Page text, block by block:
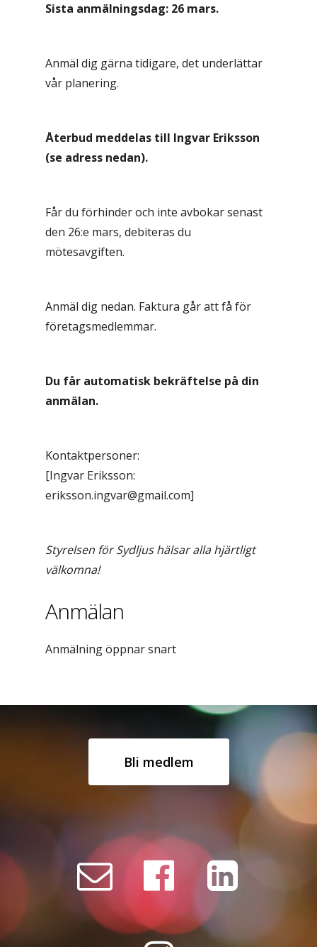
Sista anmälningsdag: 26 mars.
Anmäl dig gärna tidigare, det underlättar
vår planering.
Återbud meddelas till Ingvar Eriksson
(se adress nedan).
Får du förhinder och inte avbokar senast
den 26:e mars, debiteras du
mötesavgiften.
Anmäl dig nedan. Faktura går att få för
företagsmedlemmar.
Du får automatisk bekräftelse på din
anmälan.
Kontaktpersoner:
[Ingvar Eriksson:
eriksson.ingvar@gmail.com]
Styrelsen för Sydljus hälsar alla hjärtligt
välkomna!
Anmälan
Anmälning öppnar snart
Bli medlem